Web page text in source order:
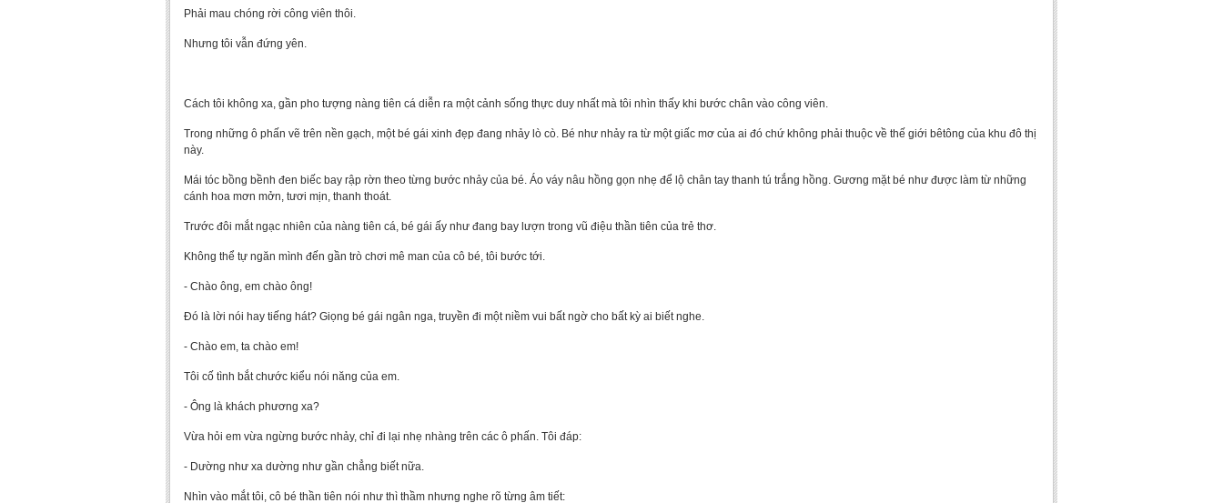
Phải mau chóng rời công viên thôi.
Nhưng tôi vẫn đứng yên.
Cách tôi không xa, gần pho tượng nàng tiên cá diễn ra một cảnh sống thực duy nhất mà tôi nhìn thấy khi bước chân vào công viên.
Trong những ô phấn vẽ trên nền gạch, một bé gái xinh đẹp đang nhảy lò cò. Bé như nhảy ra từ một giấc mơ của ai đó chứ không phải thuộc về thế giới bêtông của khu đô thị
này.
Mái tóc bồng bềnh đen biếc bay rập rờn theo từng bước nhảy của bé. Áo váy nâu hồng gọn nhẹ để lộ chân tay thanh tú trắng hồng. Gương mặt bé như được làm từ những
cánh hoa mơn mởn, tươi mịn, thanh thoát.
Trước đôi mắt ngạc nhiên của nàng tiên cá, bé gái ấy như đang bay lượn trong vũ điệu thần tiên của trẻ thơ.
Không thể tự ngăn mình đến gần trò chơi mê man của cô bé, tôi bước tới.
- Chào ông, em chào ông!
Đó là lời nói hay tiếng hát? Giọng bé gái ngân nga, truyền đi một niềm vui bất ngờ cho bất kỳ ai biết nghe.
- Chào em, ta chào em!
Tôi cố tình bắt chước kiểu nói năng của em.
- Ông là khách phương xa?
Vừa hỏi em vừa ngừng bước nhảy, chỉ đi lại nhẹ nhàng trên các ô phấn. Tôi đáp:
- Dường như xa dường như gần chẳng biết nữa.
Nhìn vào mắt tôi, cô bé thần tiên nói như thì thầm nhưng nghe rõ từng âm tiết: